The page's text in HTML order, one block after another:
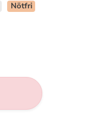
Nötfri